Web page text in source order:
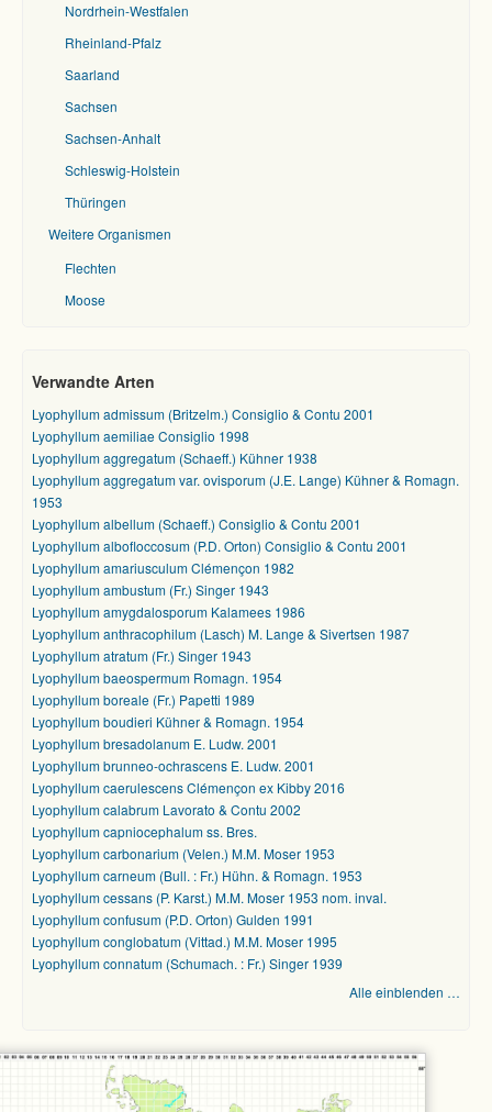
Nordrhein-Westfalen
Rheinland-Pfalz
Saarland
Sachsen
Sachsen-Anhalt
Schleswig-Holstein
Thüringen
Weitere Organismen
Flechten
Moose
Verwandte Arten
Lyophyllum admissum (Britzelm.) Consiglio & Contu 2001
Lyophyllum aemiliae Consiglio 1998
Lyophyllum aggregatum (Schaeff.) Kühner 1938
Lyophyllum aggregatum var. ovisporum (J.E. Lange) Kühner & Romagn.
1953
Lyophyllum albellum (Schaeff.) Consiglio & Contu 2001
Lyophyllum albofloccosum (P.D. Orton) Consiglio & Contu 2001
Lyophyllum amariusculum Clémençon 1982
Lyophyllum ambustum (Fr.) Singer 1943
Lyophyllum amygdalosporum Kalamees 1986
Lyophyllum anthracophilum (Lasch) M. Lange & Sivertsen 1987
Lyophyllum atratum (Fr.) Singer 1943
Lyophyllum baeospermum Romagn. 1954
Lyophyllum boreale (Fr.) Papetti 1989
Lyophyllum boudieri Kühner & Romagn. 1954
Lyophyllum bresadolanum E. Ludw. 2001
Lyophyllum brunneo-ochrascens E. Ludw. 2001
Lyophyllum caerulescens Clémençon ex Kibby 2016
Lyophyllum calabrum Lavorato & Contu 2002
Lyophyllum capniocephalum ss. Bres.
Lyophyllum carbonarium (Velen.) M.M. Moser 1953
Lyophyllum carneum (Bull. : Fr.) Hühn. & Romagn. 1953
Lyophyllum cessans (P. Karst.) M.M. Moser 1953 nom. inval.
Lyophyllum confusum (P.D. Orton) Gulden 1991
Lyophyllum conglobatum (Vittad.) M.M. Moser 1995
Lyophyllum connatum (Schumach. : Fr.) Singer 1939
Alle einblenden …